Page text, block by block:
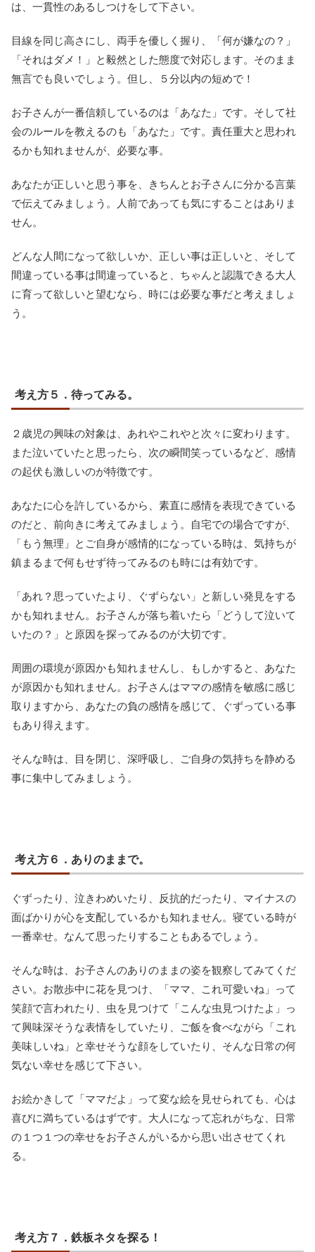
は、一貫性のあるしつけをして下さい。
目線を同じ高さにし、両手を優しく握り、「何が嫌なの？」
「それはダメ！」と毅然とした態度で対応します。そのまま
無言でも良いでしょう。但し、５分以内の短めで！
お子さんが一番信頼しているのは「あなた」です。そして社
会のルールを教えるのも「あなた」です。責任重大と思われ
るかも知れませんが、必要な事。
あなたが正しいと思う事を、きちんとお子さんに分かる言葉
で伝えてみましょう。人前であっても気にすることはありま
せん。
どんな人間になって欲しいか、正しい事は正しいと、そして
間違っている事は間違っていると、ちゃんと認識できる大人
に育って欲しいと望むなら、時には必要な事だと考えましょ
う。
考え方５．待ってみる。
２歳児の興味の対象は、あれやこれやと次々に変わります。
また泣いていたと思ったら、次の瞬間笑っているなど、感情
の起伏も激しいのが特徴です。
あなたに心を許しているから、素直に感情を表現できている
のだと、前向きに考えてみましょう。自宅での場合ですが、
「もう無理」とご自身が感情的になっている時は、気持ちが
鎮まるまで何もせず待ってみるのも時には有効です。
「あれ？思っていたより、ぐずらない」と新しい発見をする
かも知れません。お子さんが落ち着いたら「どうして泣いて
いたの？」と原因を探ってみるのが大切です。
周囲の環境が原因かも知れませんし、もしかすると、あなた
が原因かも知れません。お子さんはママの感情を敏感に感じ
取りますから、あなたの負の感情を感じて、ぐずっている事
もあり得えます。
そんな時は、目を閉じ、深呼吸し、ご自身の気持ちを静める
事に集中してみましょう。
考え方６．ありのままで。
ぐずったり、泣きわめいたり、反抗的だったり、マイナスの
面ばかりが心を支配しているかも知れません。寝ている時が
一番幸せ。なんて思ったりすることもあるでしょう。
そんな時は、お子さんのありのままの姿を観察してみてくだ
さい。お散歩中に花を見つけ、「ママ、これ可愛いね」って
笑顔で言われたり、虫を見つけて「こんな虫見つけたよ」っ
て興味深そうな表情をしていたり、ご飯を食べながら「これ
美味しいね」と幸せそうな顔をしていたり、そんな日常の何
気ない幸せを感じて下さい。
お絵かきして「ママだよ」って変な絵を見せられても、心は
喜びに満ちているはずです。大人になって忘れがちな、日常
の１つ１つの幸せをお子さんがいるから思い出させてくれ
る。
考え方７．鉄板ネタを探る！